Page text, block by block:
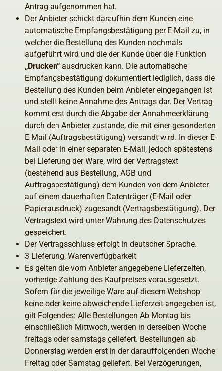
Antrag aufgenommen hat.
Der Anbieter schickt daraufhin dem Kunden eine
automatische Empfangsbestätigung per E-Mail zu, in
welcher die Bestellung des Kunden nochmals
aufgeführt wird und die der Kunde über die Funktion
„Drucken“ ausdrucken kann. Die automatische
Empfangsbestätigung dokumentiert lediglich, dass die
Bestellung des Kunden beim Anbieter eingegangen ist
und stellt keine Annahme des Antrags dar. Der Vertrag
kommt erst durch die Abgabe der Annahmeerklärung
durch den Anbieter zustande, die mit einer gesonderten
E-Mail (Auftragsbestätigung) versandt wird. In dieser E-
Mail oder in einer separaten E-Mail, jedoch spätestens
bei Lieferung der Ware, wird der Vertragstext
(bestehend aus Bestellung, AGB und
Auftragsbestätigung) dem Kunden von dem Anbieter
auf einem dauerhaften Datenträger (E-Mail oder
Papierausdruck) zugesandt (Vertragsbestätigung). Der
Vertragstext wird unter Wahrung des Datenschutzes
gespeichert.
Der Vertragsschluss erfolgt in deutscher Sprache.
3 Lieferung, Warenverfügbarkeit
Es gelten die vom Anbieter angegebene Lieferzeiten,
vorherige Zahlung des Kaufpreises vorausgesetzt.
Sofern für die jeweilige Ware auf diesem Webshop
keine oder keine abweichende Lieferzeit angegeben ist,
gilt Folgendes: Alle Bestellungen Ab Montag bis
einschließlich Mittwoch, werden in derselben Woche
freitags oder samstags geliefert. Bestellungen ab
Donnerstag werden erst in der darauffolgenden Woche
Freitag oder Samstag geliefert. Bei Verzögerungen,